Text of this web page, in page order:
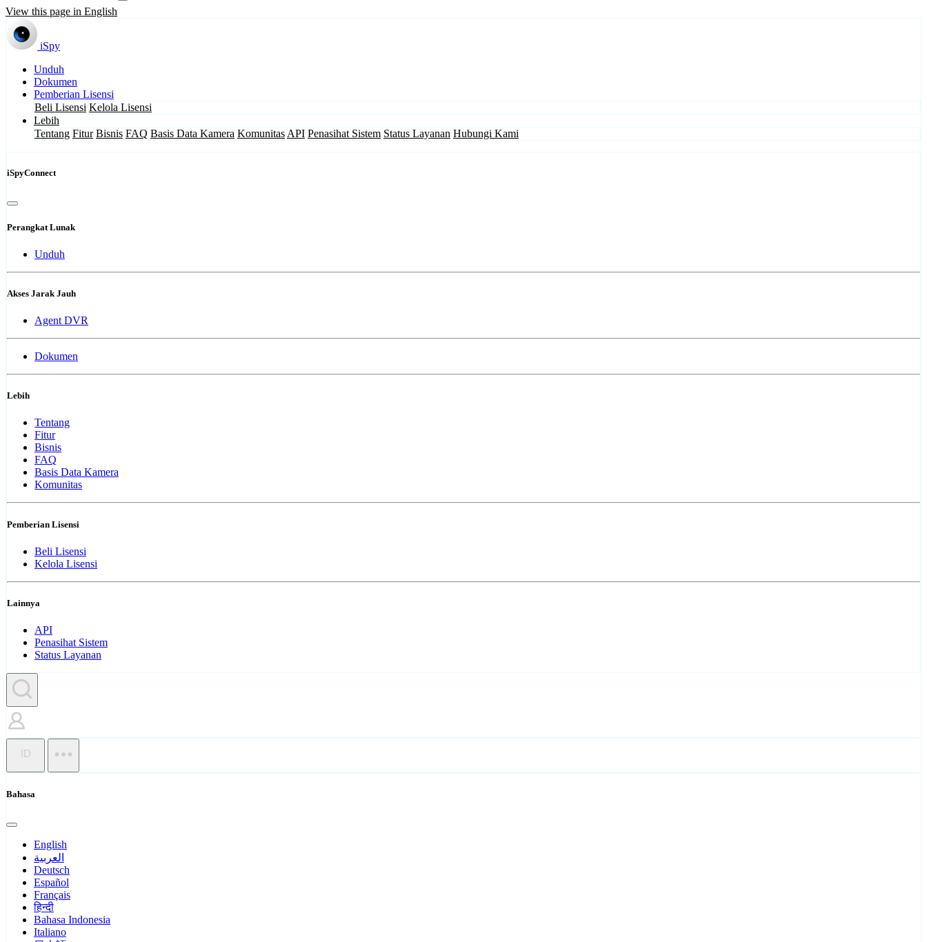
View this page in English
iSpy
Unduh
Dokumen
Pemberian Lisensi
Beli Lisensi Kelola Lisensi
Lebih
Tentang Fitur Bisnis FAQ Basis Data Kamera Komunitas API Penasihat Sistem Status Layanan Hubungi Kami
iSpyConnect
Perangkat Lunak
Unduh
Akses Jarak Jauh
Agent DVR
Dokumen
Lebih
Tentang
Fitur
Bisnis
FAQ
Basis Data Kamera
Komunitas
Pemberian Lisensi
Beli Lisensi
Kelola Lisensi
Lainnya
API
Penasihat Sistem
Status Layanan
ID
Bahasa
English
العربية
Deutsch
Español
Français
हिन्दी
Bahasa Indonesia
Italiano